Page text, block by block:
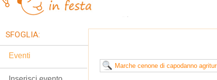
SFOGLIA:
Eventi